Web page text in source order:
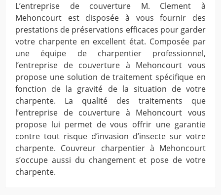
L’entreprise de couverture M. Clement à
Mehoncourt est disposée à vous fournir des
prestations de préservations efficaces pour garder
votre charpente en excellent état. Composée par
une équipe de charpentier professionnel,
l’entreprise de couverture à Mehoncourt vous
propose une solution de traitement spécifique en
fonction de la gravité de la situation de votre
charpente. La qualité des traitements que
l’entreprise de couverture à Mehoncourt vous
propose lui permet de vous offrir une garantie
contre tout risque d’invasion d’insecte sur votre
charpente. Couvreur charpentier à Mehoncourt
s’occupe aussi du changement et pose de votre
charpente.